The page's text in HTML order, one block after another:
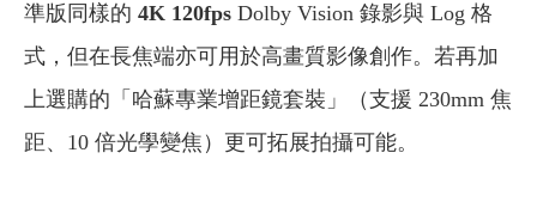
準版同樣的 4K 120fps Dolby Vision 錄影與 Log 格
式，但在長焦端亦可用於高畫質影像創作。若再加
上選購的「哈蘇專業增距鏡套裝」（支援 230mm 焦
距、10 倍光學變焦）更可拓展拍攝可能。